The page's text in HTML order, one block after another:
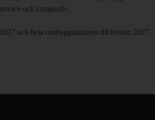
och campusliv.
och hela ombyggnationen till hösten 2027.